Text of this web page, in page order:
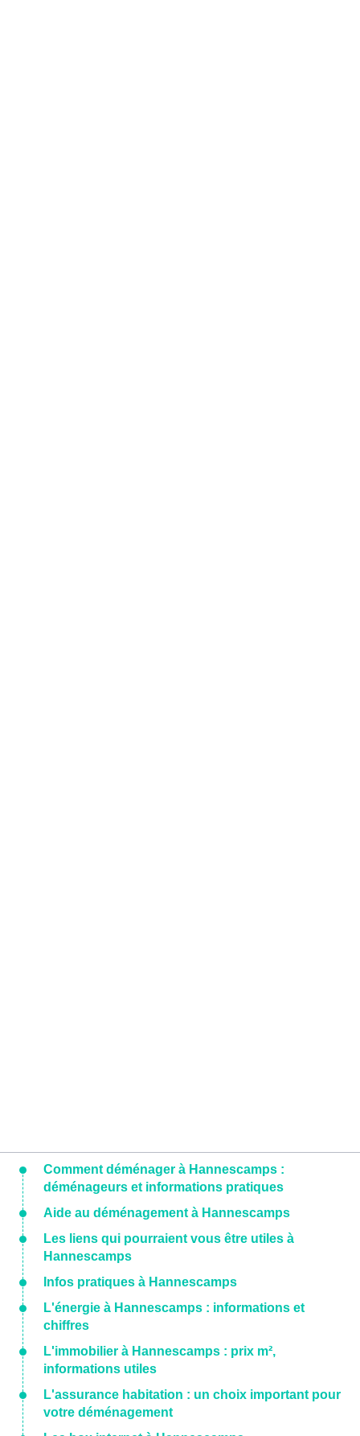
Comment déménager à Hannescamps :
déménageurs et informations pratiques
Aide au déménagement à Hannescamps
Les liens qui pourraient vous être utiles à
Hannescamps
Infos pratiques à Hannescamps
L'énergie à Hannescamps : informations et
chiffres
L'immobilier à Hannescamps : prix m²,
informations utiles
L'assurance habitation : un choix important pour
votre déménagement